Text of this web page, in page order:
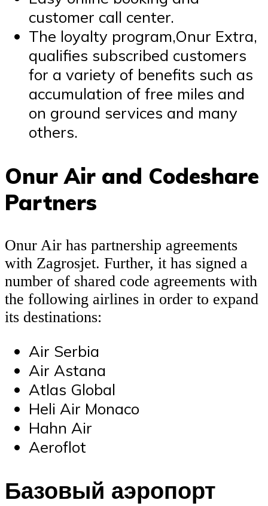
customer call center.
The loyalty program,Onur Extra,
qualifies subscribed customers
for a variety of benefits such as
accumulation of free miles and
on ground services and many
others.
Onur Air and Codeshare
Partners
Onur Air has partnership agreements
with Zagrosjet. Further, it has signed a
number of shared code agreements with
the following airlines in order to expand
its destinations:
Air Serbia
Air Astana
Atlas Global
Heli Air Monaco
Hahn Air
Aeroflot
Базовый аэропорт